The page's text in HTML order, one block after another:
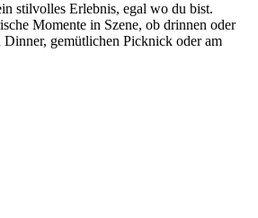
stilvolles Erlebnis, egal wo du bist.
Momente in Szene, ob drinnen oder
Dinner, gemütlichen Picknick oder am